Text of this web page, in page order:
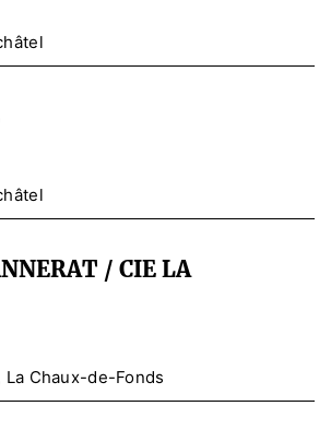
/ CIE LA
Chaux-de-Fonds